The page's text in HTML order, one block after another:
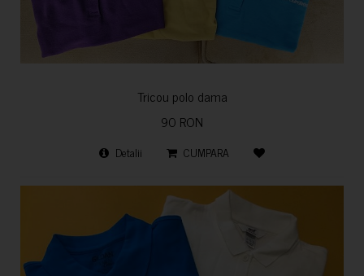
Tricou polo dama
90 RON
Detalii CUMPARA